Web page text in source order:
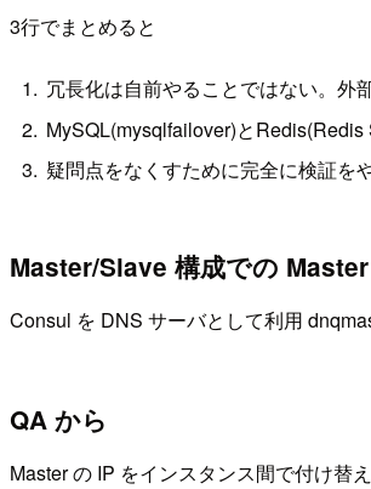
3行でまとめると
冗長化は自前やることではない。外
MySQL(mysqlfailover)と
疑問点をなくすために完全に検証を
Master/Slave 構成での
Consul を DNS サーバとして利用
QA から
Master の IP をインスタンス間で付け替